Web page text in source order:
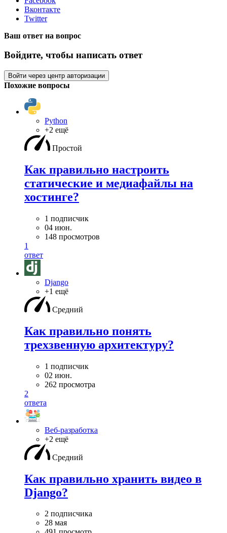
Вконтакте
Twitter
Ваш ответ на вопрос
Войдите, чтобы написать ответ
Войти через центр авторизации
Похожие вопросы
Python
+2 ещё
Простой
Как правильно настроить
статические и медиафайлы на
хостинге?
1 подписчик
04 июн.
148 просмотров
1
ответ
Django
+1 ещё
Средний
Как правильно понять
трехзвенную архитектуру?
1 подписчик
02 июн.
262 просмотра
2
ответа
Веб-разработка
+2 ещё
Средний
Как правильно хранить видео в
Django?
2 подписчика
28 мая